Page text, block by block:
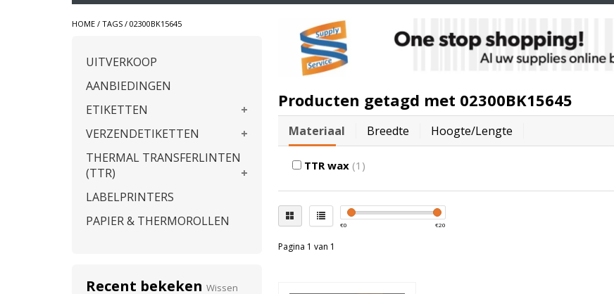
HOME / TAGS / 02300BK15645
UITVERKOOP
AANBIEDINGEN
ETIKETTEN
VERZENDETIKETTEN
THERMAL TRANSFERLINTEN
(TTR)
LABELPRINTERS
PAPIER & THERMOROLLEN
Recent bekeken Wissen
Producten getagd met 02300BK15645
Materiaal Breedte Hoogte/lengte
TTR wax (1)
€0 €20
Pagina 1 van 1